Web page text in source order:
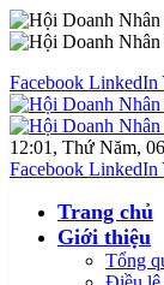
Facebook LinkedIn
12:01, Thứ Năm,
Facebook LinkedIn
Trang chủ
Giới thiệu
Tổng